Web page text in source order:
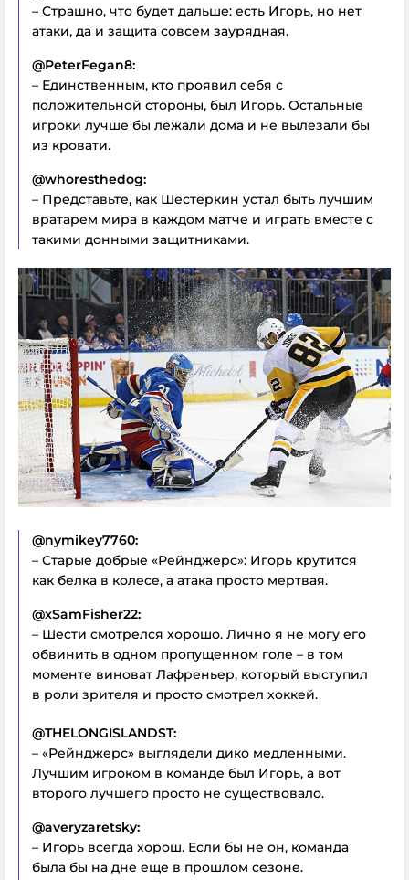
– Страшно, что будет дальше: есть Игорь, но нет
атаки, да и защита совсем заурядная.
@PeterFegan8:
– Единственным, кто проявил себя с
положительной стороны, был Игорь. Остальные
игроки лучше бы лежали дома и не вылезали бы
из кровати.
@whoresthedog:
– Представьте, как Шестеркин устал быть лучшим
вратарем мира в каждом матче и играть вместе с
такими донными защитниками.
@nymikey7760:
– Старые добрые «Рейнджерс»: Игорь крутится
как белка в колесе, а атака просто мертвая.
@xSamFisher22:
– Шести смотрелся хорошо. Лично я не могу его
обвинить в одном пропущенном голе – в том
моменте виноват Лафреньер, который выступил
в роли зрителя и просто смотрел хоккей.
@THELONGISLANDST:
– «Рейнджерс» выглядели дико медленными.
Лучшим игроком в команде был Игорь, а вот
второго лучшего просто не существовало.
@averyzaretsky:
– Игорь всегда хорош. Если бы не он, команда
была бы на дне еще в прошлом сезоне.